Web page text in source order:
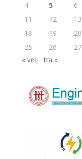
4
5 6
11
12 13
18
19 20
25
26 27
« velj
tra »